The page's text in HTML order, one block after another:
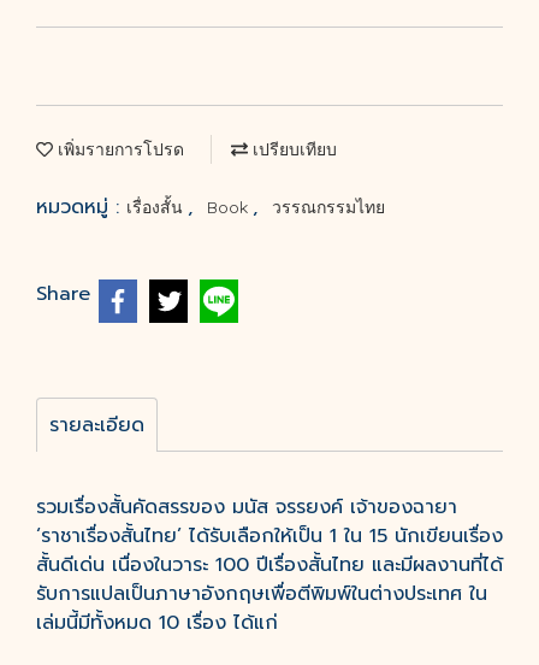
เพิ่มรายการโปรด เปรียบเทียบ
หมวดหมู่ : เรื่องสั้น , Book , วรรณกรรมไทย
Share
รายละเอียด
รวมเรื่องสั้นคัดสรรของ มนัส จรรยงค์ เจ้าของฉายา
‘ราชาเรื่องสั้นไทย’ ได้รับเลือกให้เป็น 1 ใน 15 นักเขียนเรื่อง
สั้นดีเด่น เนื่องในวาระ 100 ปีเรื่องสั้นไทย และมีผลงานที่ได้
รับการแปลเป็นภาษาอังกฤษเพื่อตีพิมพ์ในต่างประเทศ ใน
เล่มนี้มีทั้งหมด 10 เรื่อง ได้แก่